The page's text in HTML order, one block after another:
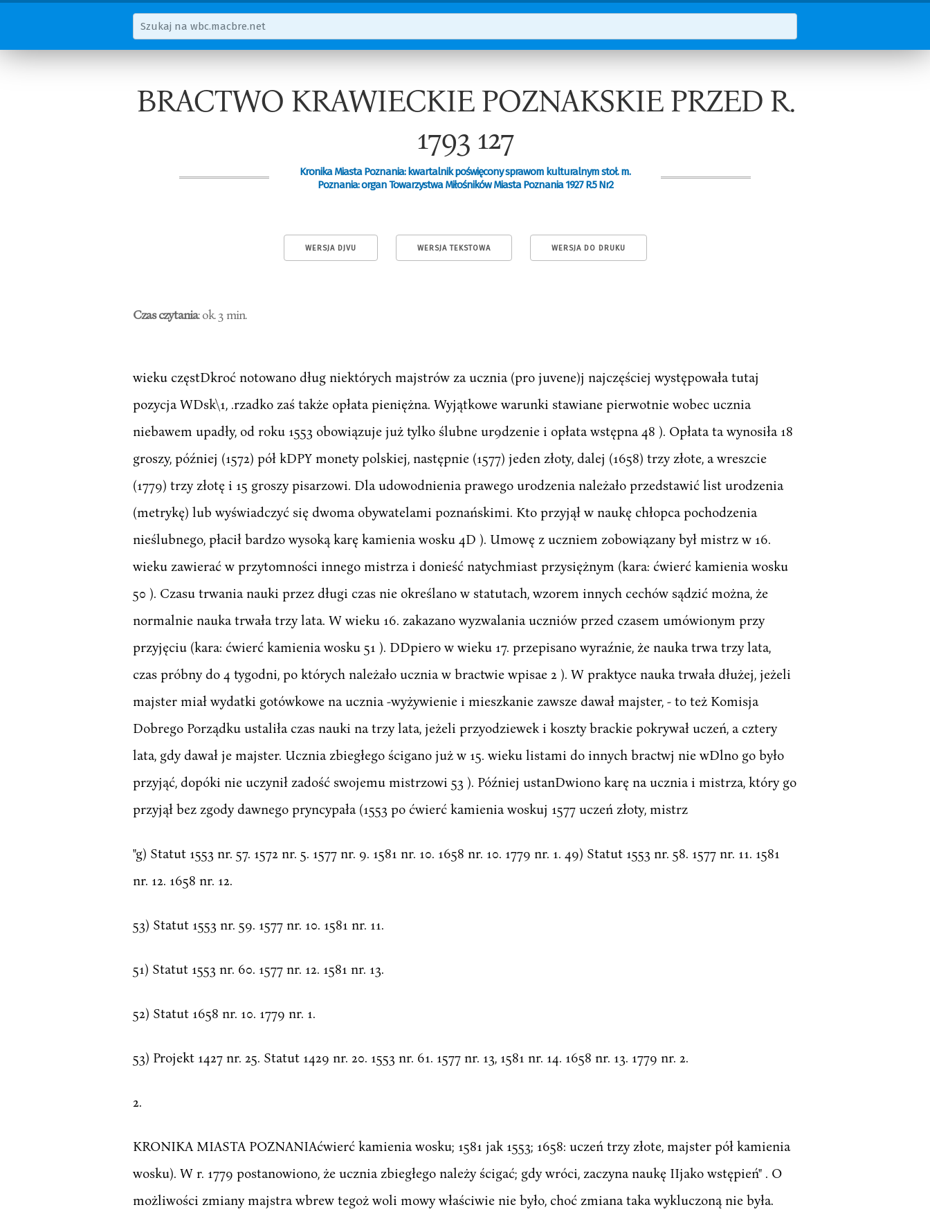
BRACTWO KRAWIECKIE POZNAKSKIE PRZED R.
1793 127
Kronika Miasta Poznania: kwartalnik poświęcony sprawom kulturalnym stoł. m.
Poznania: organ Towarzystwa Miłośników Miasta Poznania 1927 R.5 Nr2
WERSJA DJVU WERSJA TEKSTOWA WERSJA DO DRUKU
Czas czytania: ok. 3 min.
wieku częstDkroć notowano dług niektórych majstrów za ucznia (pro juvene)j najczęściej występowała tutaj
pozycja WDsk\1, .rzadko zaś także opłata pieniężna. Wyjątkowe warunki stawiane pierwotnie wobec ucznia
niebawem upadły, od roku 1553 obowiązuje już tylko ślubne ur9dzenie i opłata wstępna 48 ). Opłata ta wynosiła 18
groszy, później (1572) pół kDPY monety polskiej, następnie (1577) jeden złoty, dalej (1658) trzy złote, a wreszcie
(1779) trzy złotę i 15 groszy pisarzowi. Dla udowodnienia prawego urodzenia należało przedstawić list urodzenia
(metrykę) lub wyświadczyć się dwoma obywatelami poznańskimi. Kto przyjął w naukę chłopca pochodzenia
nieślubnego, płacił bardzo wysoką karę kamienia wosku 4D ). Umowę z uczniem zobowiązany był mistrz w 16.
wieku zawierać w przytomności innego mistrza i donieść natychmiast przysiężnym (kara: ćwierć kamienia wosku
50 ). Czasu trwania nauki przez długi czas nie określano w statutach, wzorem innych cechów sądzić można, że
normalnie nauka trwała trzy lata. W wieku 16. zakazano wyzwalania uczniów przed czasem umówionym przy
przyjęciu (kara: ćwierć kamienia wosku 51 ). DDpiero w wieku 17. przepisano wyraźnie, że nauka trwa trzy lata,
czas próbny do 4 tygodni, po których należało ucznia w bractwie wpisae 2 ). W praktyce nauka trwała dłużej, jeżeli
majster miał wydatki gotówkowe na ucznia -wyżywienie i mieszkanie zawsze dawał majster, - to też Komisja
Dobrego Porządku ustaliła czas nauki na trzy lata, jeżeli przyodziewek i koszty brackie pokrywał uczeń, a cztery
lata, gdy dawał je majster. Ucznia zbiegłego ścigano już w 15. wieku listami do innych bractwj nie wDlno go było
przyjąć, dopóki nie uczynił zadość swojemu mistrzowi 53 ). Później ustanDwiono karę na ucznia i mistrza, który go
przyjął bez zgody dawnego pryncypała (1553 po ćwierć kamienia woskuj 1577 uczeń złoty, mistrz
"g) Statut 1553 nr. 57. 1572 nr. 5. 1577 nr. 9. 1581 nr. 10. 1658 nr. 10. 1779 nr. 1. 49) Statut 1553 nr. 58. 1577 nr. 11. 1581
nr. 12. 1658 nr. 12.
53) Statut 1553 nr. 59. 1577 nr. 10. 1581 nr. 11.
51) Statut 1553 nr. 60. 1577 nr. 12. 1581 nr. 13.
52) Statut 1658 nr. 10. 1779 nr. 1.
53) Projekt 1427 nr. 25. Statut 1429 nr. 20. 1553 nr. 61. 1577 nr. 13, 1581 nr. 14. 1658 nr. 13. 1779 nr. 2.
2.
KRONIKA MIASTA POZNANIAćwierć kamienia wosku; 1581 jak 1553; 1658: uczeń trzy złote, majster pół kamienia
wosku). W r. 1779 postanowiono, że ucznia zbiegłego należy ścigać; gdy wróci, zaczyna naukę IIjako wstępień" . O
możliwości zmiany majstra wbrew tegoż woli mowy właściwie nie było, choć zmiana taka wykluczoną nie była.